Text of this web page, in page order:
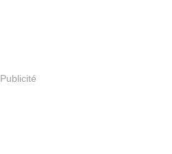
Publicité